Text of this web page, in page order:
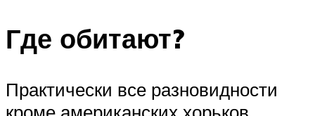
Где обитают?
Практически все разновидности